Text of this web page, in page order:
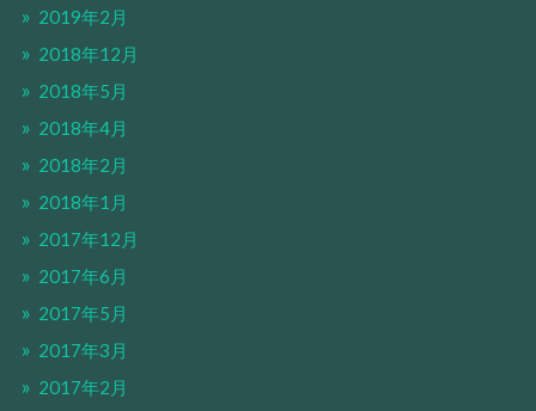
2019年2月
2018年12月
2018年5月
2018年4月
2018年2月
2018年1月
2017年12月
2017年6月
2017年5月
2017年3月
2017年2月